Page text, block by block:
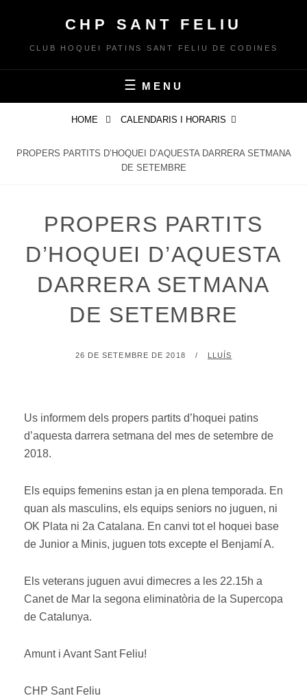
content
CHP SANT FELIU
CLUB HOQUEI PATINS SANT FELIU DE CODINES
MENU
HOME CALENDARIS I HORARIS
PROPERS PARTITS D’HOQUEI D’AQUESTA DARRERA SETMANA
DE SETEMBRE
PROPERS PARTITS
D’HOQUEI D’AQUESTA
DARRERA SETMANA
DE SETEMBRE
POSTED
26 DE SETEMBRE DE 2018 BY
LLUÍS
Us informem dels propers partits d’hoquei patins
d’aquesta darrera setmana del mes de setembre de
2018.
Els equips femenins estan ja en plena temporada. En
quan als masculins, els equips seniors no juguen, ni
OK Plata ni 2a Catalana. En canvi tot el hoquei base
de Junior a Minis, juguen tots excepte el Benjamí A.
Els veterans juguen avui dimecres a les 22.15h a
Canet de Mar la segona eliminatòria de la Supercopa
de Catalunya.
Amunt i Avant Sant Feliu!
CHP Sant Feliu